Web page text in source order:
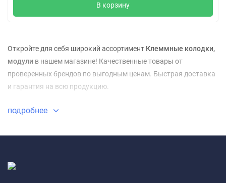
В корзину
Откройте для себя широкий ассортимент Клеммные колодки,
модули в нашем магазине! Качественные товары от
проверенных брендов по выгодным ценам. Быстрая доставка
и гарантия на всю продукцию.
подробнее